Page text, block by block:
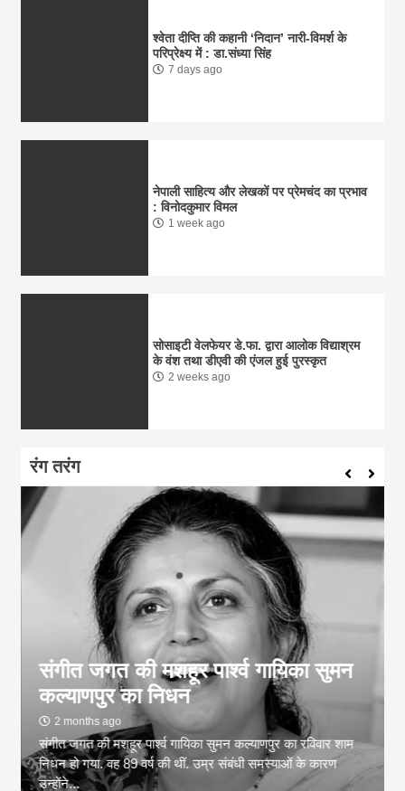
श्वेता दीप्ति की कहानी ‘निदान’ नारी-विमर्श के
परिप्रेक्ष्य में : डा.संध्या सिंह
7 days ago
नेपाली साहित्य और लेखकों पर प्रेमचंद का प्रभाव
: विनोदकुमार विमल
1 week ago
सोसाइटी वेलफेयर डे.फा. द्वारा आलोक विद्याश्रम
के वंश तथा डीएवी की एंजल हुई पुरस्कृत
2 weeks ago
रंग तरंग
संगीत जगत की मशहूर पार्श्व गायिका सुमन
कल्याणपुर का निधन
2 months ago
संगीत जगत की मशहूर पार्श्व गायिका सुमन कल्याणपुर का रविवार शाम
निधन हो गया. वह 89 वर्ष की थीं. उम्र संबंधी समस्याओं के कारण
उन्होंने...